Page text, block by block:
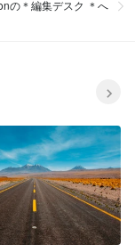
の＊編集デスク ＊へ